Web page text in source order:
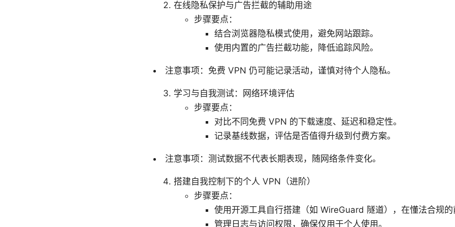
在线隐私保护与广告拦截的辅助用途
步骤要点：
结合浏览器隐私模式使用，避免网站跟踪。
使用内置的广告拦截功能，降低追踪风险。
注意事项：免费 VPN 仍可能记录活动，谨慎对待个人隐私。
学习与自我测试：网络环境评估
步骤要点：
对比不同免费 VPN 的下载速度、延迟和稳定性。
记录基线数据，评估是否值得升级到付费方案。
注意事项：测试数据不代表长期表现，随网络条件变化。
搭建自我控制下的个人 VPN（进阶）
步骤要点：
使用开源工具自行搭建（如 WireGuard 隧道），在懂法合规的
管理日志与访问权限，确保仅用于个人使用。